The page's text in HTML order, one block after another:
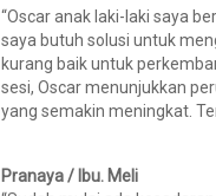
“Oscar anak laki-laki saya
saya butuh solusi untuk
kurang baik untuk
sesi, Oscar menunjukkan
yang semakin meningkat.
Pranaya / Ibu. Meli